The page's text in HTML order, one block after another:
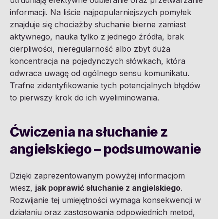
informacji. Na liście najpopularniejszych pomyłek
znajduje się chociażby słuchanie bierne zamiast
aktywnego, nauka tylko z jednego źródła, brak
cierpliwości, nieregularność albo zbyt duża
koncentracja na pojedynczych słówkach, która
odwraca uwagę od ogólnego sensu komunikatu.
Trafne zidentyfikowanie tych potencjalnych błędów
to pierwszy krok do ich wyeliminowania.
Ćwiczenia na słuchanie z
angielskiego – podsumowanie
Dzięki zaprezentowanym powyżej informacjom
wiesz, jak poprawić słuchanie z angielskiego.
Rozwijanie tej umiejętności wymaga konsekwencji w
działaniu oraz zastosowania odpowiednich metod,